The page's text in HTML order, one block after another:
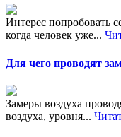
Интерес попробовать
когда человек уже...
Для чего проводят
Замеры воздуха
воздуха, уровня...